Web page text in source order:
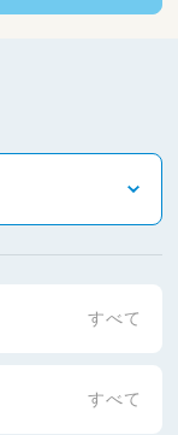
すべて
すべて